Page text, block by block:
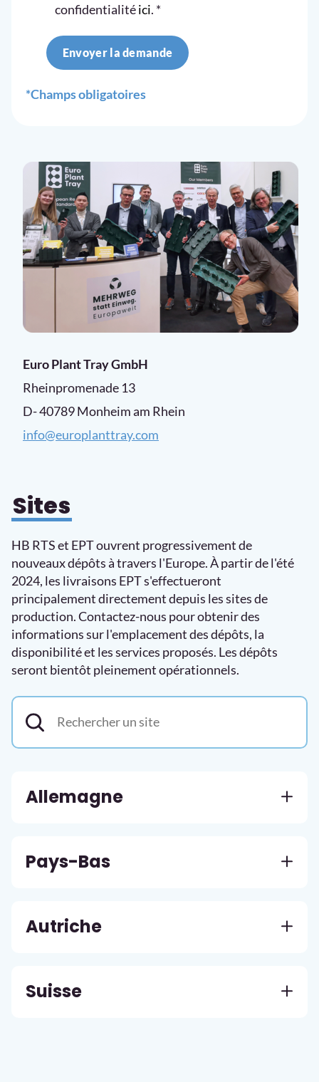
confidentialitéici. *
Envoyer la demande
*Champs obligatoires
Euro Plant Tray GmbH
Rheinpromenade 13
D- 40789 Monheim am Rhein
info@europlanttray.com
Sites
HB RTS et EPT ouvrent progressivement de
nouveaux dépôts à travers l'Europe. À partir de l'été
2024, les livraisons EPT s'effectueront
principalement directement depuis les sites de
production. Contactez-nous pour obtenir des
informations sur l'emplacement des dépôts, la
disponibilité et les services proposés. Les dépôts
seront bientôt pleinement opérationnels.
Allemagne
Pays-Bas
Autriche
Suisse